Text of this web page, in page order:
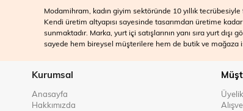
Modamihram, kadın giyim sektöründe 10 yıllık
Kendi üretim altyapısı sayesinde tasarımdan üretime
sunmaktadır. Marka, yurt içi satışlarının yanı sıra yurt
sayede hem bireysel müşterilere hem de butik ve mağaza
Kurumsal
Anasayfa
Hakkımızda
Üyelik